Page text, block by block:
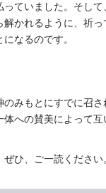
ていました。そし
かれるように、祈
なるのです。
みもとにすでに召
への賛美によって
ひ、ご一読ください